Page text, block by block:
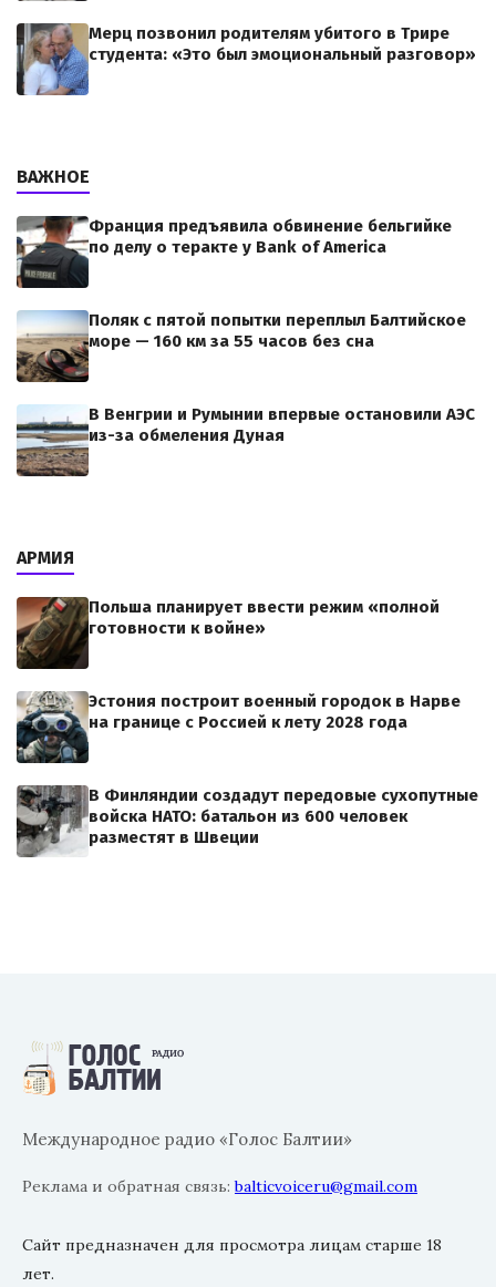
Мерц позвонил родителям убитого в Трире
студента: «Это был эмоциональный разговор»
ВАЖНОЕ
Франция предъявила обвинение бельгийке
по делу о теракте у Bank of America
Поляк с пятой попытки переплыл Балтийское
море — 160 км за 55 часов без сна
В Венгрии и Румынии впервые остановили АЭС
из-за обмеления Дуная
АРМИЯ
Польша планирует ввести режим «полной
готовности к войне»
Эстония построит военный городок в Нарве
на границе с Россией к лету 2028 года
В Финляндии создадут передовые сухопутные
войска НАТО: батальон из 600 человек
разместят в Швеции
Международное радио «Голос Балтии»
Реклама и обратная связь:balticvoiceru@gmail.com
Сайт предназначен для просмотра лицам старше 18
лет.